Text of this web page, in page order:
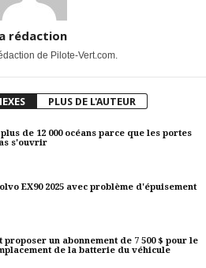
rédaction
de Pilote-Vert.com.
PLUS DE L'AUTEUR
de 12 000 océans parce que les portes
s'ouvrir
EX90 2025 avec problème d'épuisement
un abonnement de 7 500 $ pour le
de la batterie du véhicule